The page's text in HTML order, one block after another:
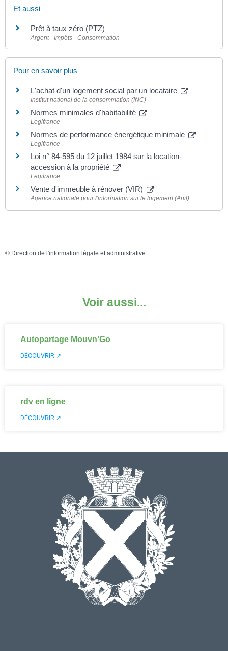
Et aussi
Prêt à taux zéro (PTZ)
Argent - Impôts - Consommation
Pour en savoir plus
L'achat d'un logement social par un locataire
Institut national de la consommation (INC)
Normes minimales d'habitabilité
Legifrance
Normes de performance énergétique minimale
Legifrance
Loi n° 84-595 du 12 juillet 1984 sur la location-
accession à la propriété
Legifrance
Vente d'immeuble à rénover (VIR)
Agence nationale pour l'information sur le logement (Anil)
© Direction de l'information légale et administrative
Voir aussi...
Autopartage Mouvn’Go
DÉCOUVRIR ↗
rdv en ligne
DÉCOUVRIR ↗